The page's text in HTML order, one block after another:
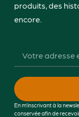
produits, des
encore.
En m’inscrivant à la
conservée afin de